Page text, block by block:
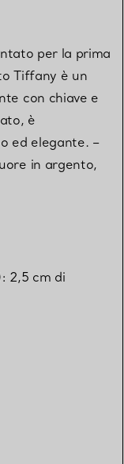
per la prima
Tiffany è un
con chiave e
è
ed elegante. –
in argento,
2,5 cm di